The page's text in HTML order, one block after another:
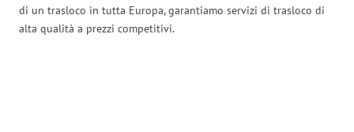
di un trasloco in tutta Europa, garantiamo servizi di trasloco di
alta qualità a prezzi competitivi.